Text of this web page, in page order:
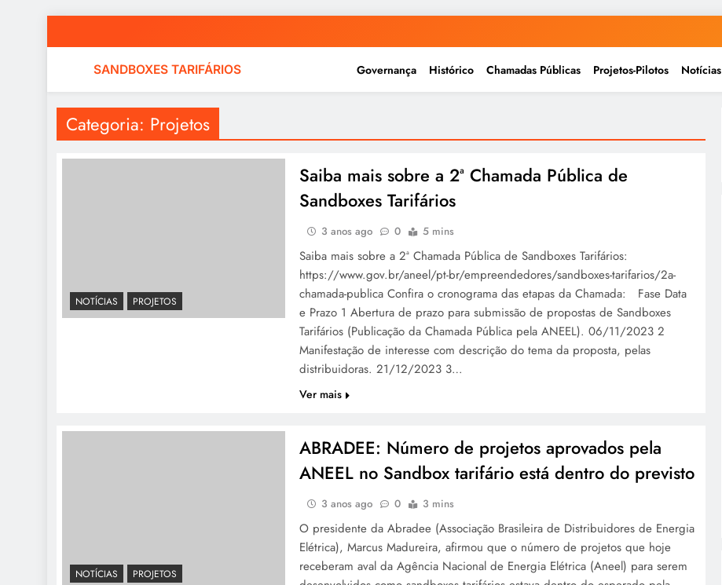
to
SANDBOXES TARIFÁRIOS Governança Histórico Chamadas Públicas Projetos-Pilotos Notícias
Categoria: Projetos
NOTÍCIAS PROJETOS
Saiba mais sobre a 2ª Chamada Pública de
Sandboxes Tarifários
3 anos ago 0 5 mins
Saiba mais sobre a 2ª Chamada Pública de Sandboxes Tarifários:
https://www.gov.br/aneel/pt-br/empreendedores/sandboxes-tarifarios/2a-
chamada-publica Confira o cronograma das etapas da Chamada: Fase Data
e Prazo 1 Abertura de prazo para submissão de propostas de Sandboxes
Tarifários (Publicação da Chamada Pública pela ANEEL). 06/11/2023 2
Manifestação de interesse com descrição do tema da proposta, pelas
distribuidoras. 21/12/2023 3…
Ver mais
NOTÍCIAS PROJETOS
ABRADEE: Número de projetos aprovados pela
ANEEL no Sandbox tarifário está dentro do previsto
3 anos ago 0 3 mins
O presidente da Abradee (Associação Brasileira de Distribuidores de Energia
Elétrica), Marcus Madureira, afirmou que o número de projetos que hoje
receberam aval da Agência Nacional de Energia Elétrica (Aneel) para serem